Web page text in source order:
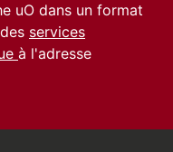
uO dans un format
services
à l'adresse